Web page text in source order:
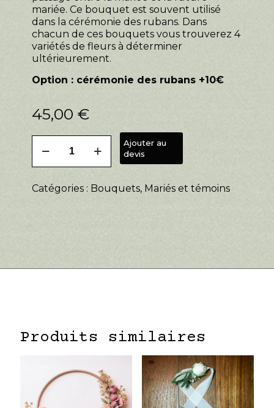
mariée. Ce bouquet est souvent utilisé
dans la cérémonie des rubans. Dans
chacun de ces bouquets vous trouverez 4
variétés de fleurs à déterminer
ultérieurement.
Option : cérémonie des rubans +10€
45,00€
de
Bouquet
lancer
Ajouter au
devis
Catégories : Bouquets, Mariés et témoins
Produits similaires